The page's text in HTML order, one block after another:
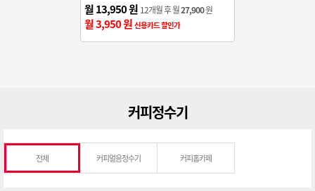
월 13,950 원 12개월 후 월27,900원
월 3,950 원 신용카드 할인가
커피정수기
전체 커피얼음정수기 커피홈카페